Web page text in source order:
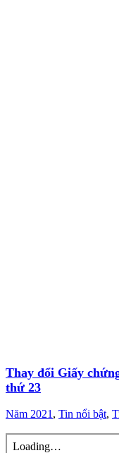
Thay đổi Giấy
thứ 23
Năm 2021 , Tin nổi bật,